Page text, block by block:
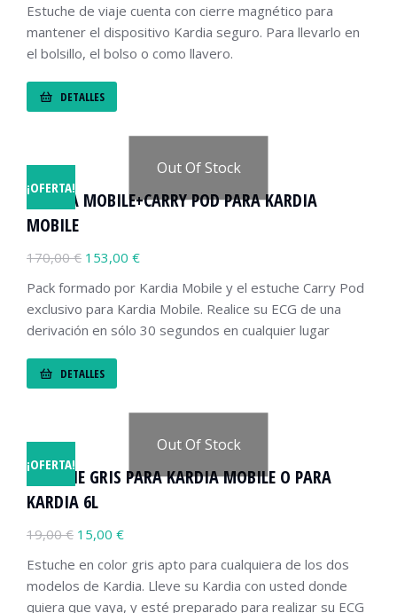
Estuche de viaje cuenta con cierre magnético para
mantener el dispositivo Kardia seguro. Para llevarlo en
el bolsillo, el bolso o como llavero.
DETALLES
¡OFERTA!
Out Of Stock
KARDIA MOBILE+CARRY POD PARA KARDIA
MOBILE
170,00€ 153,00 €
Pack formado por Kardia Mobile y el estuche Carry Pod
exclusivo para Kardia Mobile. Realice su ECG de una
derivación en sólo 30 segundos en cualquier lugar
DETALLES
¡OFERTA!
Out Of Stock
ESTUCHE GRIS PARA KARDIA MOBILE O PARA
KARDIA 6L
19,00€ 15,00 €
Estuche en color gris apto para cualquiera de los dos
modelos de Kardia. Lleve su Kardia con usted donde
quiera que vaya, y esté preparado para realizar su ECG